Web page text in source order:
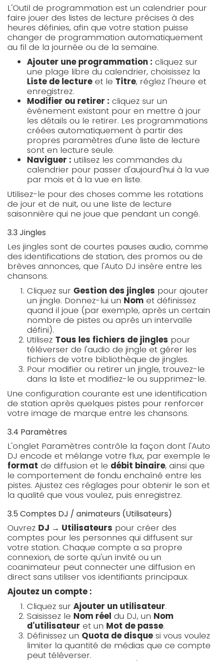
L'Outil de programmation est un calendrier pour
faire jouer des listes de lecture précises à des
heures définies, afin que votre station puisse
changer de programmation automatiquement
au fil de la journée ou de la semaine.
Ajouter une programmation : cliquez sur
une plage libre du calendrier, choisissez la
Liste de lecture et le Titre, réglez l'heure et
enregistrez.
Modifier ou retirer : cliquez sur un
événement existant pour en mettre à jour
les détails ou le retirer. Les programmations
créées automatiquement à partir des
propres paramètres d'une liste de lecture
sont en lecture seule.
Naviguer : utilisez les commandes du
calendrier pour passer d'aujourd'hui à la vue
par mois et à la vue en liste.
Utilisez-le pour des choses comme les rotations
de jour et de nuit, ou une liste de lecture
saisonnière qui ne joue que pendant un congé.
3.3 Jingles
Les jingles sont de courtes pauses audio, comme
des identifications de station, des promos ou de
brèves annonces, que l'Auto DJ insère entre les
chansons.
Cliquez sur Gestion des jingles pour ajouter
un jingle. Donnez-lui un Nom et définissez
quand il joue (par exemple, après un certain
nombre de pistes ou après un intervalle
défini).
Utilisez Tous les fichiers de jingles pour
téléverser de l'audio de jingle et gérer les
fichiers de votre bibliothèque de jingles.
Pour modifier ou retirer un jingle, trouvez-le
dans la liste et modifiez-le ou supprimez-le.
Une configuration courante est une identification
de station après quelques pistes pour renforcer
votre image de marque entre les chansons.
3.4 Paramètres
L'onglet Paramètres contrôle la façon dont l'Auto
DJ encode et mélange votre flux, par exemple le
format de diffusion et le débit binaire, ainsi que
le comportement de fondu enchaîné entre les
pistes. Ajustez ces réglages pour obtenir le son et
la qualité que vous voulez, puis enregistrez.
3.5 Comptes DJ / animateurs (Utilisateurs)
Ouvrez DJ → Utilisateurs pour créer des
comptes pour les personnes qui diffusent sur
votre station. Chaque compte a sa propre
connexion, de sorte qu'un invité ou un
coanimateur peut connecter une diffusion en
direct sans utiliser vos identifiants principaux.
Ajoutez un compte :
Cliquez sur Ajouter un utilisateur.
Saisissez le Nom réel du DJ, un Nom
d'utilisateur et un Mot de passe.
Définissez un Quota de disque si vous voulez
limiter la quantité de médias que ce compte
peut téléverser.